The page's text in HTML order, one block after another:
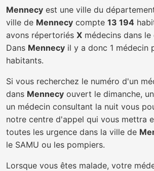
Mennecy est une ville du
ville de Mennecy compte 13 194
avons répertoriés X médecins dans
Dans Mennecy il y a donc 1 médecin
habitants.
Si vous recherchez le numéro d'un
dans Mennecy ouvert le dimanche,
un médecin consultant la nuit vous
notre centre d'appel qui vous mettra
toutes les urgence dans la ville de
le SAMU ou les pompiers.
Lorsque vous êtes malade, votre